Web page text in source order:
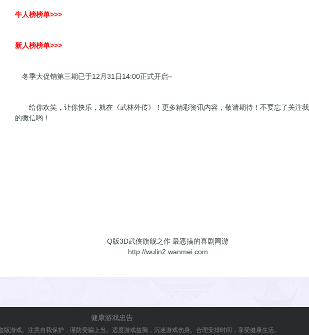
牛人榜榜单>>>
新人榜榜单>>>
冬季大促销第三期已于12月31日14:00正式开启~
给你欢笑，让你快乐，就在《武林外传》！更多精彩资讯内容，敬请期待！不要忘了关注
的微信哟！
Q版3D武侠旗舰之作 最恶搞的喜剧网游
http://wulin2.wanmei.com
健康游戏忠告
版游戏。注意自我保护，谨防受骗上当。 适度游戏益脑，沉迷游戏伤身。合理安排时间，享受健康生活。